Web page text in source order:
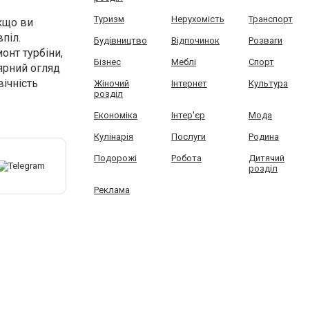
ви
турбіни,
огляд
Туризм Нерухомість Транспорт
Будівництво Відпочинок Розваги
Бізнес Меблі Спорт
Жіночий
розділ
Інтернет Культура
Економіка Інтер'єр Мода
Кулінарія Послуги Родина
Подорожі Робота
Дитячий
розділ
Реклама